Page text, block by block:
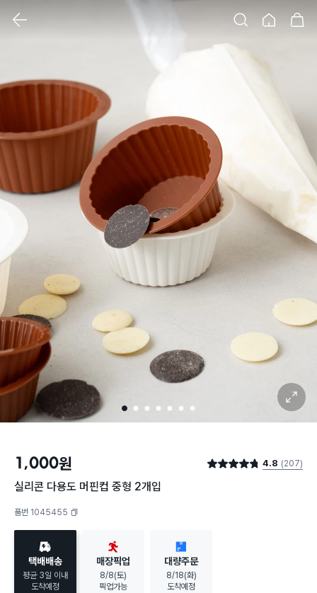
1 2 3 4 5 6 7
확대 보기
1,000원 별점 4.8점 4.8 (207)
실리콘 다용도 머핀컵 중형 2개입
품번 1045455
택배배송
평균 3일 이내
도착예정
매장픽업
8/8(토)
픽업가능
대량주문
8/18(화)
도착예정